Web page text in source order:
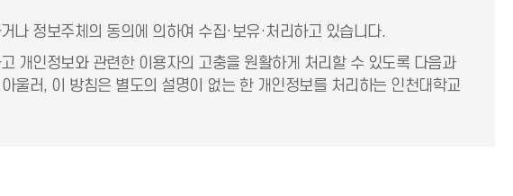
나 정보주체의 동의에 의하여 수집·보유·처리하고 있습니다.
개인정보와 관련한 이용자의 고충을 원활하게 처리할 수 있도록 다음과
울러, 이 방침은 별도의 설명이 없는 한 개인정보를 처리하는 인천대학교